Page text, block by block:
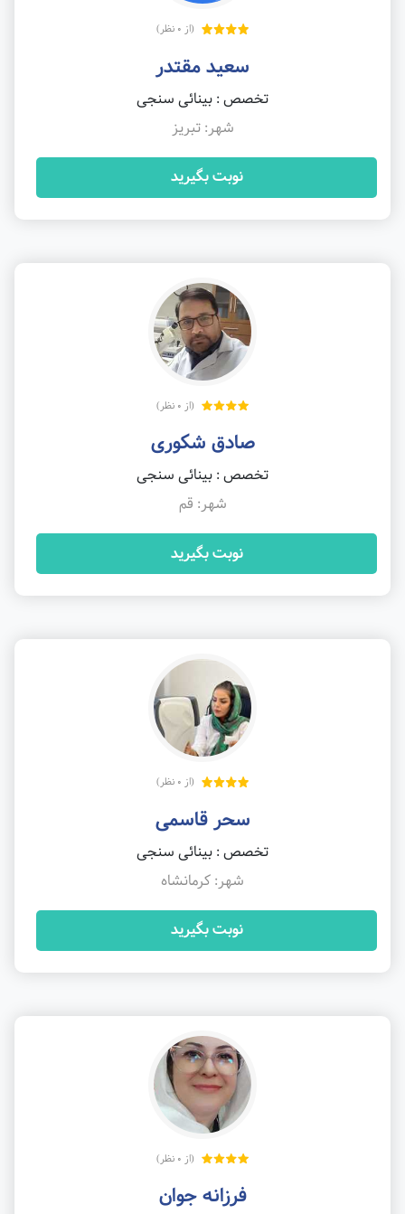
(از 0 نظر)
سعید مقتدر
تخصص : بینائی سنجی
شهر: تبریز
نوبت بگیرید
(از 0 نظر)
صادق شکوری
تخصص : بینائی سنجی
شهر: قم
نوبت بگیرید
(از 0 نظر)
سحر قاسمی
تخصص : بینائی سنجی
شهر: کرمانشاه
نوبت بگیرید
(از 0 نظر)
فرزانه جوان